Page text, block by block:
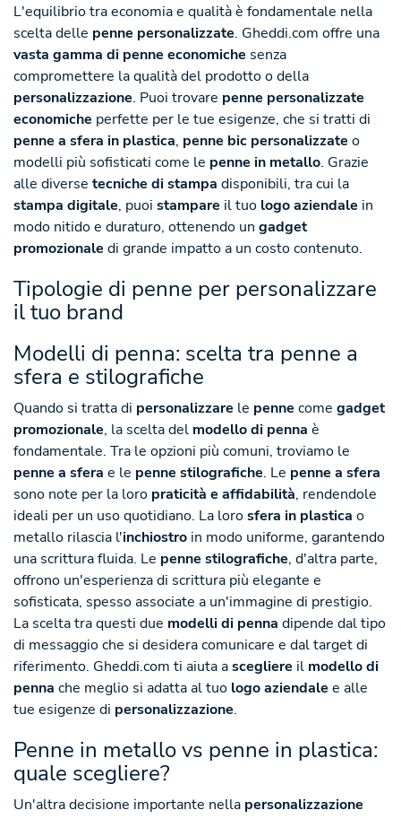
L'equilibrio tra economia e qualità è fondamentale nella
scelta delle penne personalizzate. Gheddi.com offre una
vasta gamma di penne economiche senza
compromettere la qualità del prodotto o della
personalizzazione. Puoi trovare penne personalizzate
economiche perfette per le tue esigenze, che si tratti di
penne a sfera in plastica, penne bic personalizzate o
modelli più sofisticati come le penne in metallo. Grazie
alle diverse tecniche di stampa disponibili, tra cui la
stampa digitale, puoi stampare il tuo logo aziendale in
modo nitido e duraturo, ottenendo un gadget
promozionale di grande impatto a un costo contenuto.
Tipologie di penne per personalizzare
il tuo brand
Modelli di penna: scelta tra penne a
sfera e stilografiche
Quando si tratta di personalizzare le penne come gadget
promozionale, la scelta del modello di penna è
fondamentale. Tra le opzioni più comuni, troviamo le
penne a sfera e le penne stilografiche. Le penne a sfera
sono note per la loro praticità e affidabilità, rendendole
ideali per un uso quotidiano. La lorosfera in plastica o
metallo rilascia l'inchiostro in modo uniforme, garantendo
una scrittura fluida. Le penne stilografiche, d'altra parte,
offrono un'esperienza di scrittura più elegante e
sofisticata, spesso associate a un'immagine di prestigio.
La scelta tra questi due modelli di penna dipende dal tipo
di messaggio che si desidera comunicare e dal target di
riferimento. Gheddi.com ti aiuta ascegliere il modello di
penna che meglio si adatta al tuo logo aziendale e alle
tue esigenze di personalizzazione.
Penne in metallo vs penne in plastica:
quale scegliere?
Un'altra decisione importante nella personalizzazione